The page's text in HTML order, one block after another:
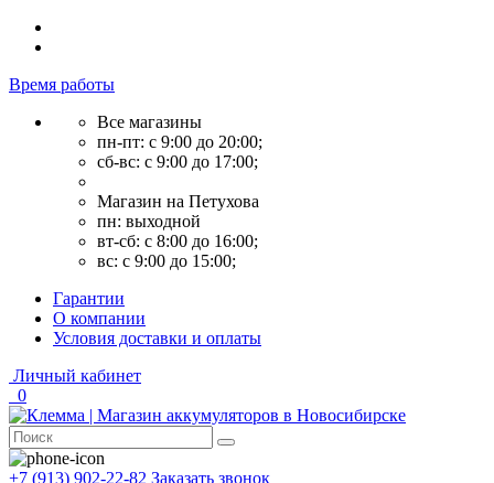
Время работы
Все магазины
пн-пт: с 9:00 до 20:00;
сб-вс: с 9:00 до 17:00;
Магазин на Петухова
пн: выходной
вт-сб: с 8:00 до 16:00;
вс: с 9:00 до 15:00;
Гарантии
О компании
Условия доставки и оплаты
Личный кабинет
0
+7 (913) 902-22-82 Заказать звонок